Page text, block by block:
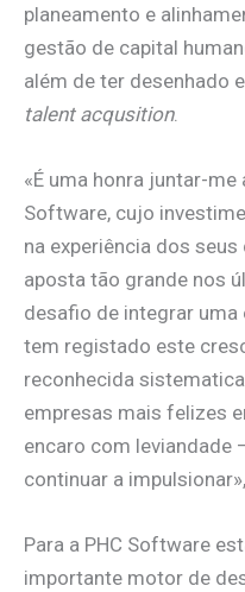
planeamento e
gestão de capital
além de ter desenhado
talent acqusition.
«É uma honra juntar-me
Software, cujo
na experiência dos
aposta tão grande nos
desafio de integrar uma
tem registado este
reconhecida
empresas mais felizes
encaro com leviandade
continuar a
Para a PHC Software
importante motor de